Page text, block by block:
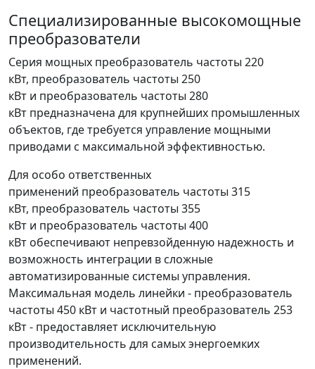
Специализированные высокомощные
преобразователи
Серия мощных преобразователь частоты 220
кВт, преобразователь частоты 250
кВт и преобразователь частоты 280
кВт предназначена для крупнейших промышленных
объектов, где требуется управление мощными
приводами с максимальной эффективностью.
Для особо ответственных
применений преобразователь частоты 315
кВт, преобразователь частоты 355
кВт и преобразователь частоты 400
кВт обеспечивают непревзойденную надежность и
возможность интеграции в сложные
автоматизированные системы управления.
Максимальная модель линейки - преобразователь
частоты 450 кВт и частотный преобразователь 253
кВт - предоставляет исключительную
производительность для самых энергоемких
применений.